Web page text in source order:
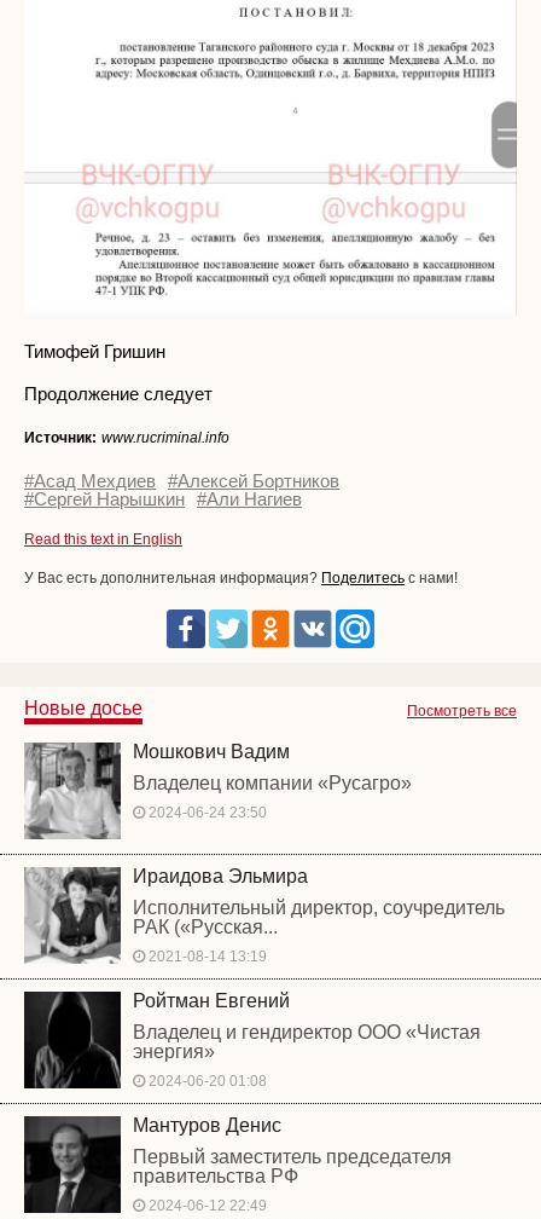
Тимофей Гришин
Продолжение следует
Источник: www.rucriminal.info
#Асад Мехдиев #Алексей Бортников
#Сергей Нарышкин #Али Нагиев
Read this text in English
У Вас есть дополнительная информация? Поделитесь с нами!
Посмотреть все
Новые досье
Мошкович Вадим
Владелец компании «Русагро»
2024-06-24 23:50
Ираидова Эльмира
Исполнительный директор, соучредитель
РАК («Русская...
2021-08-14 13:19
Ройтман Евгений
Владелец и гендиректор ООО «Чистая
энергия»
2024-06-20 01:08
Мантуров Денис
Первый заместитель председателя
правительства РФ
2024-06-12 22:49